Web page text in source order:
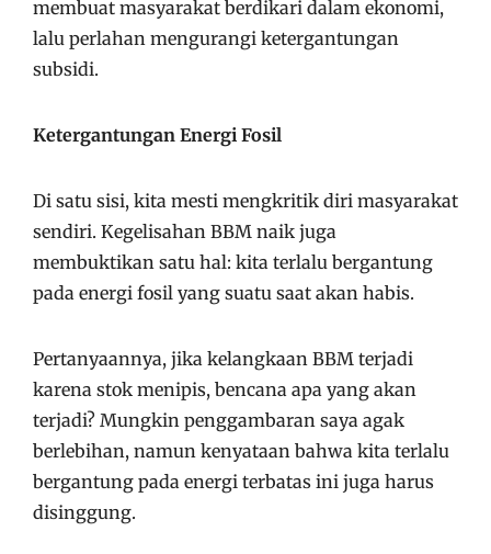
membuat masyarakat berdikari dalam ekonomi,
lalu perlahan mengurangi ketergantungan
subsidi.
Ketergantungan Energi Fosil
Di satu sisi, kita mesti mengkritik diri masyarakat
sendiri. Kegelisahan BBM naik juga
membuktikan satu hal: kita terlalu bergantung
pada energi fosil yang suatu saat akan habis.
Pertanyaannya, jika kelangkaan BBM terjadi
karena stok menipis, bencana apa yang akan
terjadi? Mungkin penggambaran saya agak
berlebihan, namun kenyataan bahwa kita terlalu
bergantung pada energi terbatas ini juga harus
disinggung.